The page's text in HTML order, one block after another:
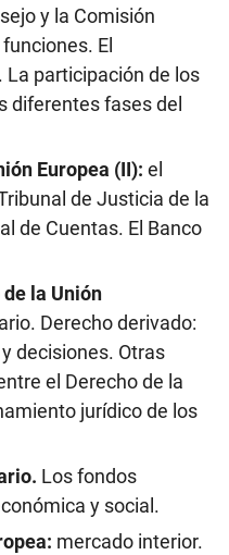
y la Comisión
El
participación de los
diferentes fases del
Europea (II): el
de Justicia de la
de Cuentas. El Banco
la Unión
Derecho derivado:
decisiones. Otras
el Derecho de la
jurídico de los
Los fondos
y social.
mercado interior.